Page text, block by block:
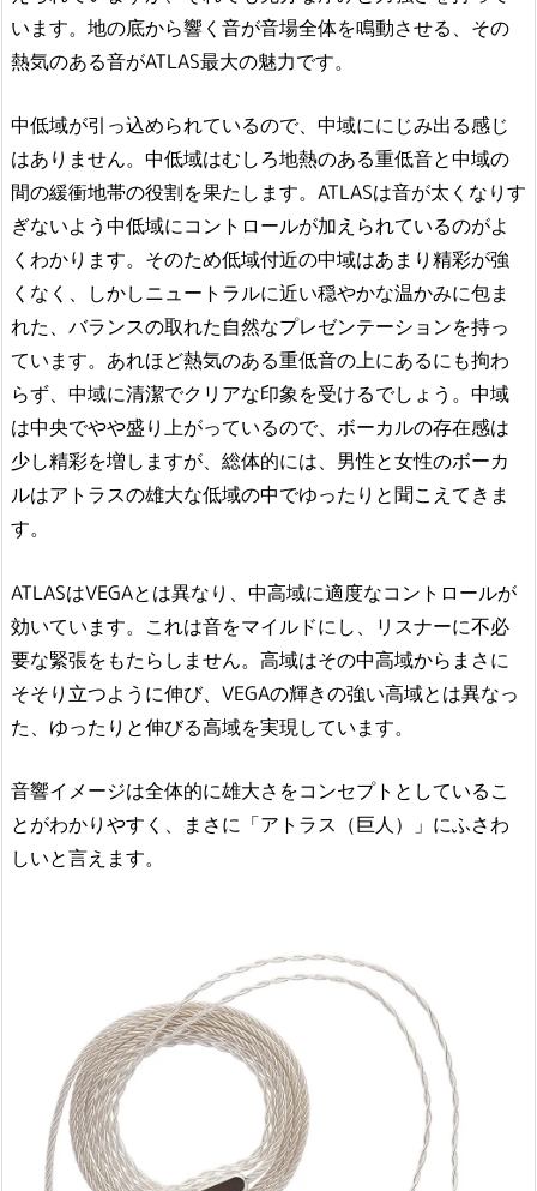
います。地の底から響く音が音場全体を鳴動させる、その
熱気のある音がATLAS最大の魅力です。
中低域が引っ込められているので、中域ににじみ出る感じ
はありません。中低域はむしろ地熱のある重低音と中域の
間の緩衝地帯の役割を果たします。ATLASは音が太くなりす
ぎないよう中低域にコントロールが加えられているのがよ
くわかります。そのため低域付近の中域はあまり精彩が強
くなく、しかしニュートラルに近い穏やかな温かみに包ま
れた、バランスの取れた自然なプレゼンテーションを持っ
ています。あれほど熱気のある重低音の上にあるにも拘わ
らず、中域に清潔でクリアな印象を受けるでしょう。中域
は中央でやや盛り上がっているので、ボーカルの存在感は
少し精彩を増しますが、総体的には、男性と女性のボーカ
ルはアトラスの雄大な低域の中でゆったりと聞こえてきま
す。
ATLASはVEGAとは異なり、中高域に適度なコントロールが
効いています。これは音をマイルドにし、リスナーに不必
要な緊張をもたらしません。高域はその中高域からまさに
そそり立つように伸び、VEGAの輝きの強い高域とは異なっ
た、ゆったりと伸びる高域を実現しています。
音響イメージは全体的に雄大さをコンセプトとしているこ
とがわかりやすく、まさに「アトラス（巨人）」にふさわ
しいと言えます。